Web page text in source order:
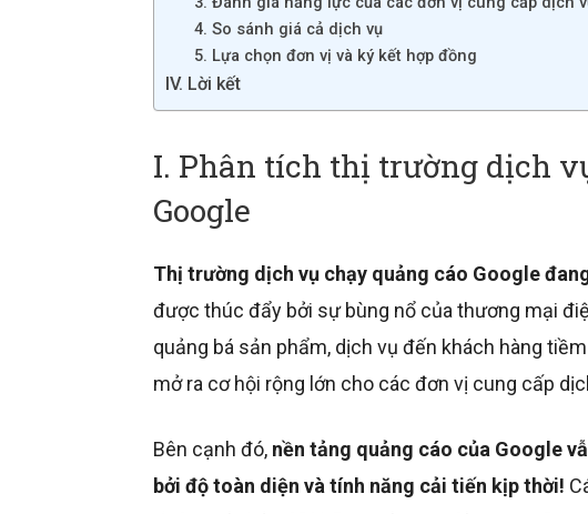
4. So sánh giá cả dịch vụ
5. Lựa chọn đơn vị và ký kết hợp đồng
IV. Lời kết
I. Phân tích thị trường dịch
Google
Thị trường dịch vụ chạy quảng cáo Google
được thúc đẩy bởi sự bùng nổ của thương mại
quảng bá sản phẩm, dịch vụ đến khách hàng
mở ra cơ hội rộng lớn cho các đơn vị cung cấp
Bên cạnh đó, nền tảng quảng cáo của Google
bởi độ toàn diện và tính năng cải tiến kịp thời!